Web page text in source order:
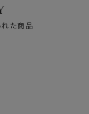
れた商品